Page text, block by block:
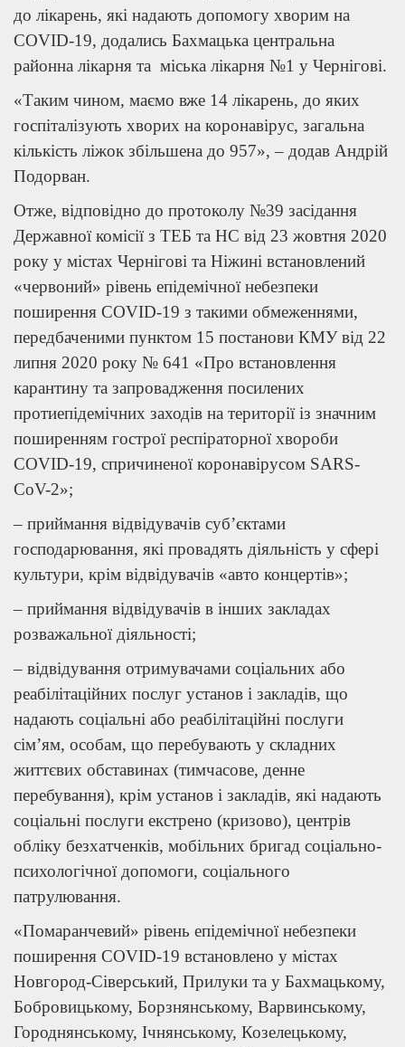
до лікарень, які надають допомогу хворим на
COVID-19, додались Бахмацька центральна
районна лікарня та міська лікарня №1 у Чернігові.
«Таким чином, маємо вже 14 лікарень, до яких
госпіталізують хворих на коронавірус, загальна
кількість ліжок збільшена до 957», – додав Андрій
Подорван.
Отже, відповідно до протоколу №39 засідання
Державної комісії з ТЕБ та НС від 23 жовтня 2020
року у містах Чернігові та Ніжині встановлений
«червоний» рівень епідемічної небезпеки
поширення COVID-19 з такими обмеженнями,
передбаченими пунктом 15 постанови КМУ від 22
липня 2020 року № 641 «Про встановлення
карантину та запровадження посилених
протиепідемічних заходів на території із значним
поширенням гострої респіраторної хвороби
COVID-19, спричиненої коронавірусом SARS-
CoV-2»;
– приймання відвідувачів суб’єктами
господарювання, які провадять діяльність у сфері
культури, крім відвідувачів «авто концертів»;
– приймання відвідувачів в інших закладах
розважальної діяльності;
– відвідування отримувачами соціальних або
реабілітаційних послуг установ і закладів, що
надають соціальні або реабілітаційні послуги
сім’ям, особам, що перебувають у складних
життєвих обставинах (тимчасове, денне
перебування), крім установ і закладів, які надають
соціальні послуги екстрено (кризово), центрів
обліку безхатченків, мобільних бригад соціально-
психологічної допомоги, соціального
патрулювання.
«Помаранчевий» рівень епідемічної небезпеки
поширення COVID-19 встановлено у містах
Новгород-Сіверський, Прилуки та у Бахмацькому,
Бобровицькому, Борзнянському, Варвинському,
Городнянському, Ічнянському, Козелецькому,